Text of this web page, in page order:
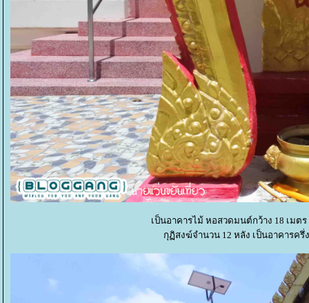
เป็นอาคารไม้ หอสวดมนต์กว้าง 18 เมตร
กุฏิสงฆ์จำนวน 12 หลัง เป็นอาคารครึ่